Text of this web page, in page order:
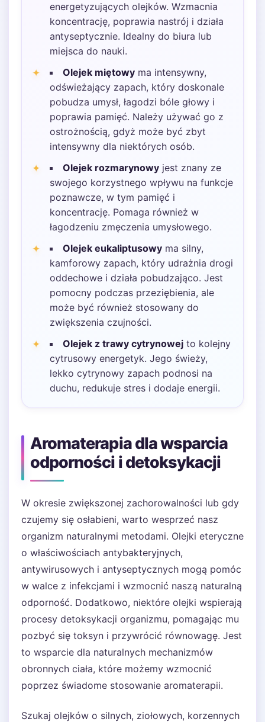
energetyzujących olejków. Wzmacnia
koncentrację, poprawia nastrój i działa
antyseptycznie. Idealny do biura lub
miejsca do nauki.
Olejek miętowy ma intensywny,
odświeżający zapach, który doskonale
pobudza umysł, łagodzi bóle głowy i
poprawia pamięć. Należy używać go z
ostrożnością, gdyż może być zbyt
intensywny dla niektórych osób.
Olejek rozmarynowy jest znany ze
swojego korzystnego wpływu na funkcje
poznawcze, w tym pamięć i
koncentrację. Pomaga również w
łagodzeniu zmęczenia umysłowego.
Olejek eukaliptusowy ma silny,
kamforowy zapach, który udrażnia drogi
oddechowe i działa pobudzająco. Jest
pomocny podczas przeziębienia, ale
może być również stosowany do
zwiększenia czujności.
Olejek z trawy cytrynowej to kolejny
cytrusowy energetyk. Jego świeży,
lekko cytrynowy zapach podnosi na
duchu, redukuje stres i dodaje energii.
Aromaterapia dla wsparcia
odporności i detoksykacji
W okresie zwiększonej zachorowalności lub gdy
czujemy się osłabieni, warto wesprzeć nasz
organizm naturalnymi metodami. Olejki eteryczne
o właściwościach antybakteryjnych,
antywirusowych i antyseptycznych mogą pomóc
w walce z infekcjami i wzmocnić naszą naturalną
odporność. Dodatkowo, niektóre olejki wspierają
procesy detoksykacji organizmu, pomagając mu
pozbyć się toksyn i przywrócić równowagę. Jest
to wsparcie dla naturalnych mechanizmów
obronnych ciała, które możemy wzmocnić
poprzez świadome stosowanie aromaterapii.
Szukaj olejków o silnych, ziołowych, korzennych